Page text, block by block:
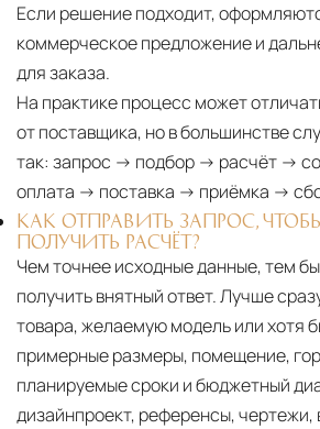
Если решение подходит,
коммерческое предложение и
для заказа.
На практике процесс может
от поставщика, но в большинстве
так: запрос → подбор → расчёт →
оплата → поставка → приёмка →
КАК ОТПРАВИТЬ ЗАПРОС,
ПОЛУЧИТЬ РАСЧЁТ?
Чем точнее исходные данные, тем
получить внятный ответ. Лучше
товара, желаемую модель или хотя
примерные размеры, помещение,
планируемые сроки и бюджетный
дизайнпроект, референсы, чертежи,